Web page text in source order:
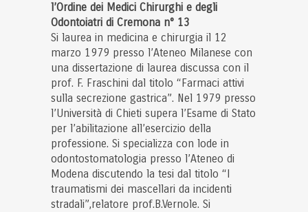
l’Ordine dei Medici Chirurghi e degli
Odontoiatri di Cremona n° 13
Si laurea in medicina e chirurgia il 12
marzo 1979 presso l’Ateneo Milanese con
una dissertazione di laurea discussa con il
prof. F. Fraschini dal titolo “Farmaci attivi
sulla secrezione gastrica”. Nel 1979 presso
l’Università di Chieti supera l’Esame di Stato
per l’abilitazione all’esercizio della
professione. Si specializza con lode in
odontostomatologia presso l’Ateneo di
Modena discutendo la tesi dal titolo “I
traumatismi dei mascellari da incidenti
stradali”,relatore prof.B.Vernole. Si